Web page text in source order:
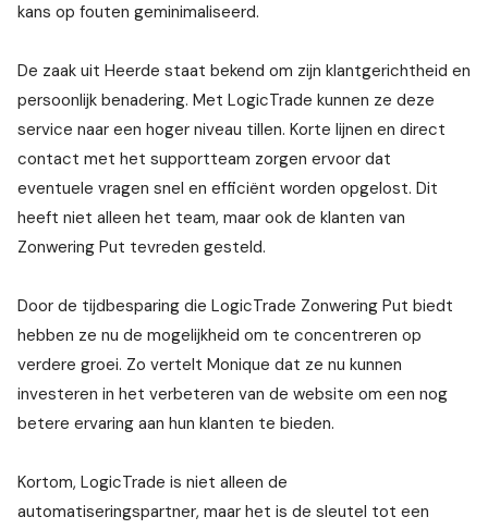
kans op fouten geminimaliseerd.
De zaak uit Heerde staat bekend om zijn klantgerichtheid en
persoonlijk benadering. Met LogicTrade kunnen ze deze
service naar een hoger niveau tillen. Korte lijnen en direct
contact met het supportteam zorgen ervoor dat
eventuele vragen snel en efficiënt worden opgelost. Dit
heeft niet alleen het team, maar ook de klanten van
Zonwering Put tevreden gesteld.
Door de tijdbesparing die LogicTrade Zonwering Put biedt
hebben ze nu de mogelijkheid om te concentreren op
verdere groei. Zo vertelt Monique dat ze nu kunnen
investeren in het verbeteren van de website om een nog
betere ervaring aan hun klanten te bieden.
Kortom, LogicTrade is niet alleen de
automatiseringspartner, maar het is de sleutel tot een